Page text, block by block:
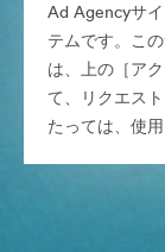
Ad Agencyサ
テムです。こ
は、上の［ア
て、リクエス
たっては、使